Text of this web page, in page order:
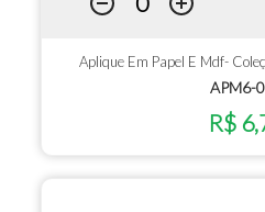
Aplique Em Papel E Mdf-
APM6-
R$